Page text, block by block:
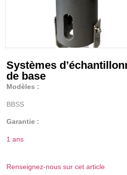
Systèmes
de base
Modèles :
BBSS
Garantie :
1 ans
Renseignez-nous sur cet article